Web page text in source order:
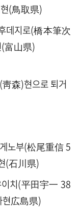
県)
(橋本筆次
県)
로 퇴거
노부(松尾重信 5
県)
치(平田宇一 38
県)